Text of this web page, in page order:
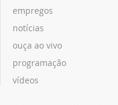
empregos
notícias
ouça ao vivo
programação
vídeos